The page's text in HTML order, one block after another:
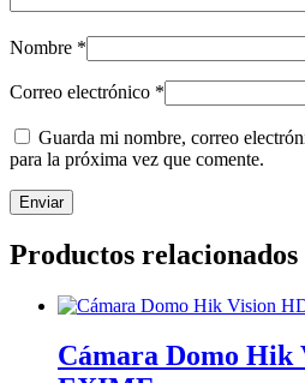
Nombre *
Correo electrónico *
Guarda mi nombre, correo
para la próxima vez que comente.
Productos relacionados
Cámara Domo Hik